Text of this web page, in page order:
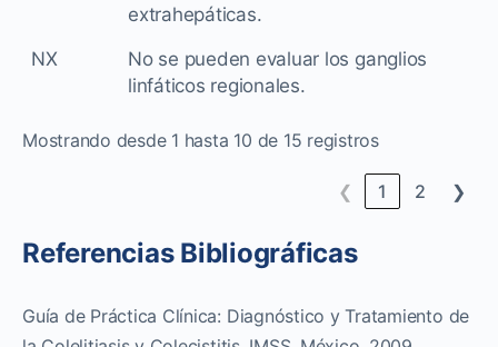
extrahepáticas.
NX
No se pueden evaluar los ganglios
linfáticos regionales.
Mostrando desde 1 hasta 10 de 15 registros
❮ 1 2 ❯
Referencias Bibliográficas
Guía de Práctica Clínica: Diagnóstico y Tratamiento de